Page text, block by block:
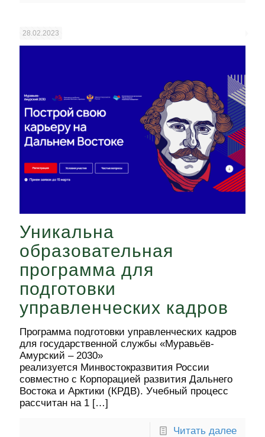
28.02.2023
Уникальна
образовательная
программа для
подготовки
управленческих кадров
Программа подготовки управленческих кадров
для государственной службы «Муравьёв-
Амурский – 2030»
реализуется Минвостокразвития России
совместно с Корпорацией развития Дальнего
Востока и Арктики (КРДВ). Учебный процесс
рассчитан на 1 […]
Читать далее